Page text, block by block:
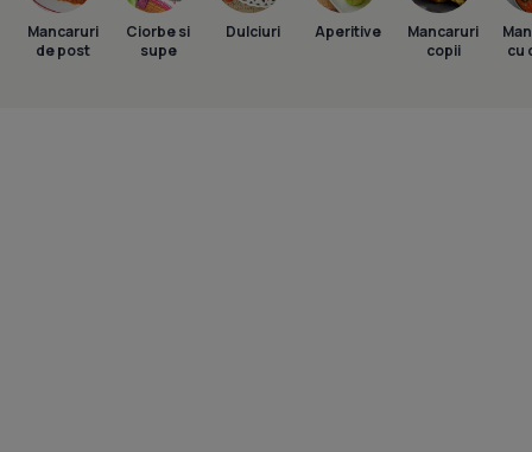
Mancaruri
de post
Ciorbe si
supe
Dulciuri Aperitive
Mancaruri
copii
cu